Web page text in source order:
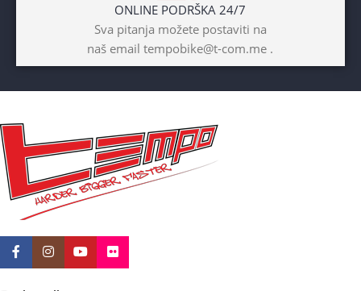
BICIKLI-KOČNICE
Disk mehanički
ONLINE PODRŠKA 24/7
Sva pitanja možete postaviti na
naš email tempobike@t-com.me .